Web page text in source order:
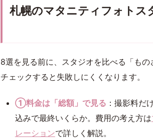
札幌のマタニティフォトス
8選を見る前に、スタジオを比べる「も
チェックすると失敗しにくくなります。
①料金は「総額」で見る ：撮影料だ
込みで最終いくらか。費用の考え方は
レーションで詳しく解説。